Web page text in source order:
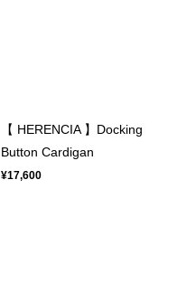
【 HERENCIA 】Docking
Button Cardigan
¥17,600